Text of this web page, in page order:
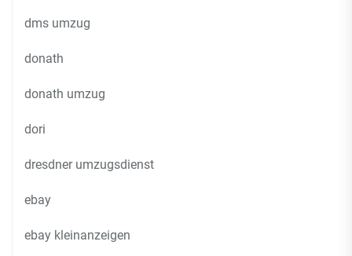
dms umzug
donath
donath umzug
dori
dresdner umzugsdienst
ebay
ebay kleinanzeigen